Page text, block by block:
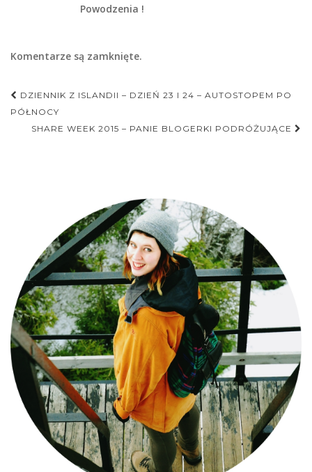
Powodzenia !
Komentarze są zamknięte.
Nawigacja
postu
DZIENNIK Z ISLANDII – DZIEŃ 23 I 24 – AUTOSTOPEM PO
PÓŁNOCY
SHARE WEEK 2015 – PANIE BLOGERKI PODRÓŻUJĄCE